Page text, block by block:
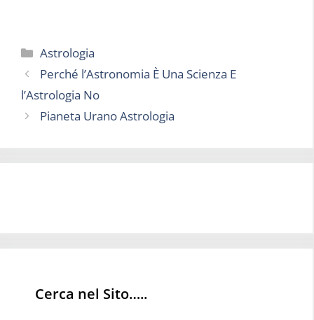
Categorie
Astrologia
Perché l’Astronomia È Una Scienza E
l’Astrologia No
Pianeta Urano Astrologia
Cerca nel Sito…..